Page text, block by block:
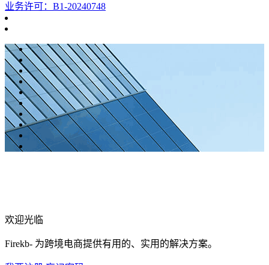
业务许可：B1-20240748
欢迎光临
Firekb- 为跨境电商提供有用的、实用的解决方案。